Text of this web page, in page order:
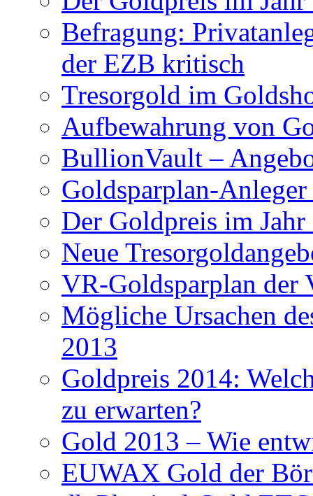
Befragung:
der EZB kritisch
Tresorgold im
Aufbewahrung von
BullionVault –
Goldsparplan-
Der Goldpreis im Jahr
Neue
VR-Goldsparplan der
Mögliche Ursachen
2013
Goldpreis 2014:
zu erwarten?
Gold 2013 – Wie
EUWAX Gold der